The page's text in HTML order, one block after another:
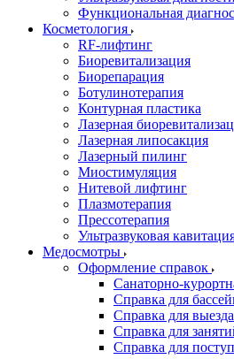
Функциональная
Косметология
RF-лифтинг
Биоревитализация
Биорепарация
Ботулинотерапия
Контурная пластика
Лазерная
Лазерная липосакция
Лазерный пилинг
Миостимуляция
Нитевой лифтинг
Плазмотерапия
Прессотерапия
Ультразвуковая
Медосмотры
Оформление справок
Санаторно-
Справка для
Справка для
Справка для
Справка для